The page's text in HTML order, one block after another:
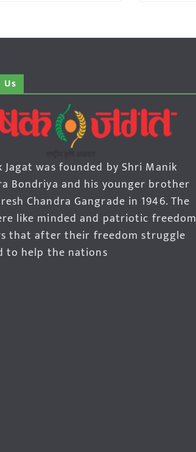
Jagat was founded by Shri Manik
Bondriya and his younger brother
Chandra Gangrade in 1946. The
like minded and patriotic freedom
that after their freedom struggle
to help the nations